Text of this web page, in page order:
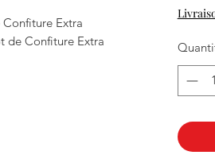
Extra
de Confiture Extra